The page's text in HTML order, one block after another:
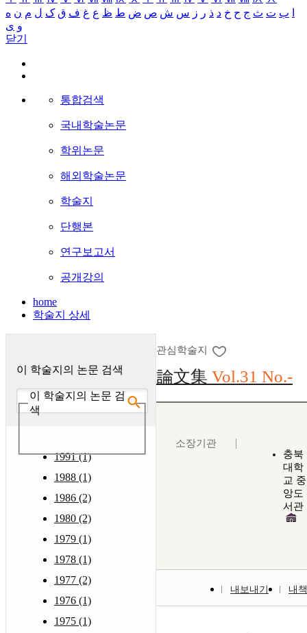
ب ت ث ج ح خ د ذ ر ز س ش ص ض ط ظ ع غ ف ق ک ل م ن ه
و ی
닫기
통합검색
국내학술논문
학위논문
해외학술논문
학술지
단행본
연구보고서
공개강의
home
학술지 상세
이 학술지의 논문 검색
이 학술지의 논문 검
색
1991 (1)
1988 (1)
1986 (2)
1980 (2)
1979 (1)
1978 (1)
1977 (2)
1976 (1)
1975 (1)
관심학술지
論文集 Vol.31 No.-
소장기관
충북
대학
교 중
앙도
서관
내보내기 내